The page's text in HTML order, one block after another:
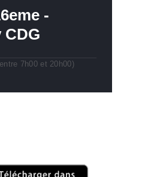
-
CDG
7h00 et 20h00)